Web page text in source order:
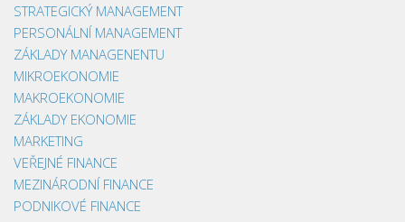
STRATEGICKÝ MANAGEMENT
PERSONÁLNÍ MANAGEMENT
ZÁKLADY MANAGENENTU
MIKROEKONOMIE
MAKROEKONOMIE
ZÁKLADY EKONOMIE
MARKETING
VEŘEJNÉ FINANCE
MEZINÁRODNÍ FINANCE
PODNIKOVÉ FINANCE